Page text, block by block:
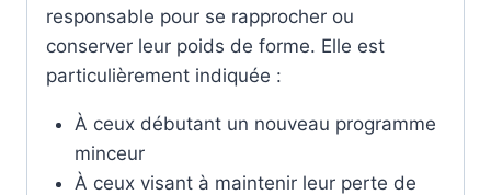
responsable pour se rapprocher ou
conserver leur poids de forme. Elle est
particulièrement indiquée :
À ceux débutant un nouveau programme
minceur
À ceux visant à maintenir leur perte de